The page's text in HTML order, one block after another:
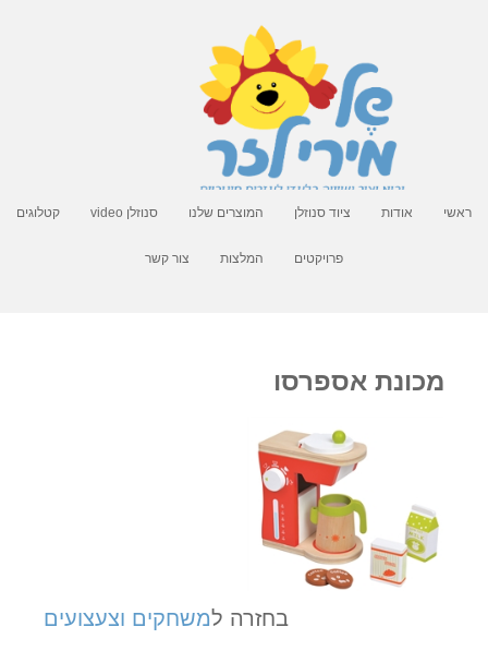
ראשי אודות ציוד סנוזלן המוצרים שלנו סנוזלן video קטלוגים
פרויקטים המלצות צור קשר
מכונת אספרסו
בחזרה למשחקים וצעצועים